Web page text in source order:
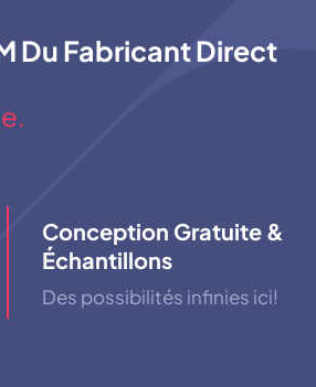
Du Fabricant Direct
Conception Gratuite &
Échantillons
Des possibilités infinies ici!